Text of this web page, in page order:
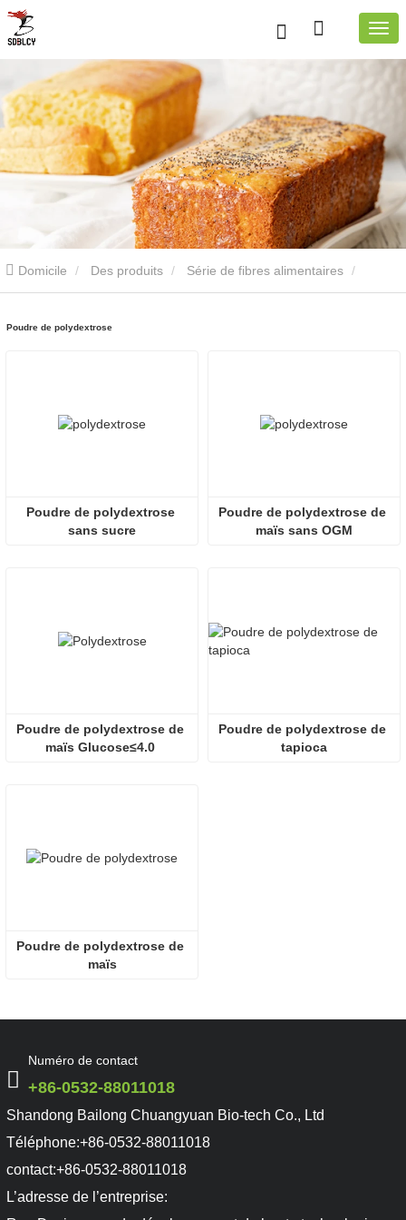
Domicile Des produits Série de fibres alimentaires
Poudre de polydextrose
Poudre de polydextrose
sans sucre
Poudre de polydextrose de
maïs sans OGM
Poudre de polydextrose de
maïs Glucose≤4.0
Poudre de polydextrose de
tapioca
Poudre de polydextrose de
maïs
Numéro de contact
+86-0532-88011018
Shandong Bailong Chuangyuan Bio-tech Co., Ltd
Téléphone:+86-0532-88011018
contact:+86-0532-88011018
L’adresse de l’entreprise: